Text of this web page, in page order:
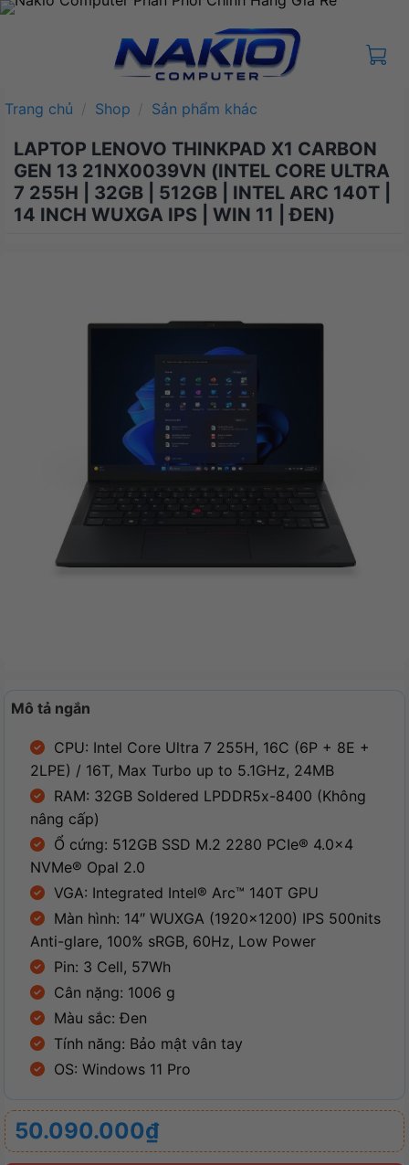
Bỏ
Trang chủ / Shop / Sản phẩm khác
LAPTOP LENOVO THINKPAD X1 CARBON
GEN 13 21NX0039VN (INTEL CORE ULTRA
7 255H | 32GB | 512GB | INTEL ARC 140T |
14 INCH WUXGA IPS | WIN 11 | ĐEN)
Mô tả ngắn
CPU: Intel Core Ultra 7 255H, 16C (6P + 8E +
2LPE) / 16T, Max Turbo up to 5.1GHz, 24MB
RAM: 32GB Soldered LPDDR5x-8400 (Không
nâng cấp)
Ổ cứng: 512GB SSD M.2 2280 PCIe® 4.0×4
NVMe® Opal 2.0
VGA: Integrated Intel® Arc™ 140T GPU
Màn hình: 14″ WUXGA (1920×1200) IPS 500nits
Anti-glare, 100% sRGB, 60Hz, Low Power
Pin: 3 Cell, 57Wh
Cân nặng: 1006 g
Màu sắc: Đen
Tính năng: Bảo mật vân tay
OS: Windows 11 Pro
50.090.000₫